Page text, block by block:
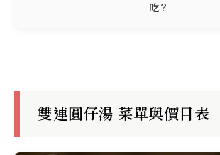
吃？
雙連圓仔湯 菜單與價目表